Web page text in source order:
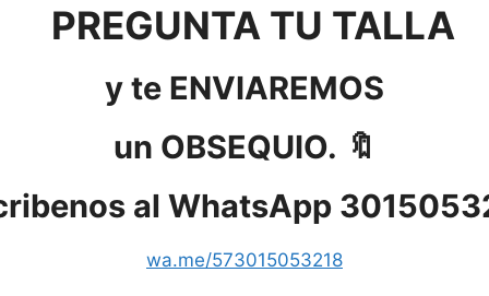
PREGUNTA TU TALLA
y te ENVIAREMOS
un OBSEQUIO. 🔖
al WhatsApp
wa.me/573015053218